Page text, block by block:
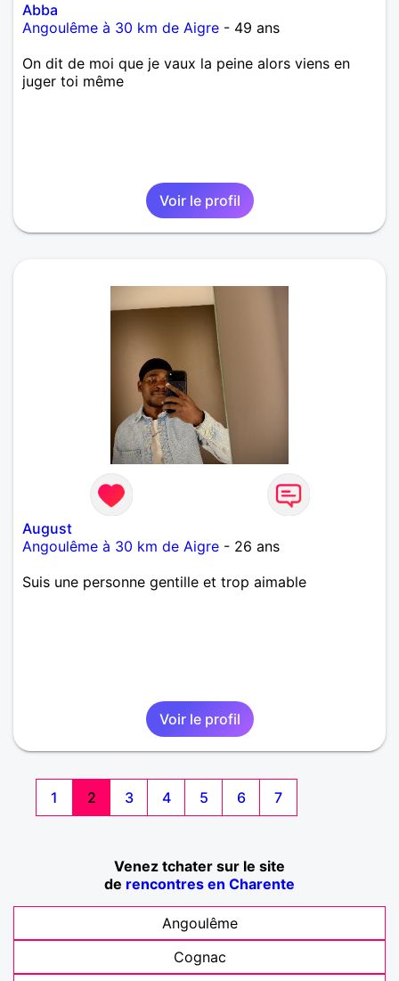
Abba
Angoulême à 30 km de Aigre - 49 ans
On dit de moi que je vaux la peine alors viens en
juger toi même
Voir le profil
August
Angoulême à 30 km de Aigre - 26 ans
Suis une personne gentille et trop aimable
Voir le profil
1 2 3 4 5 6 7
Venez tchater sur le site
de rencontres en Charente
Angoulême
Cognac